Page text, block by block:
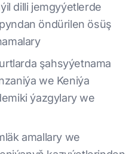
dilli jemgyýetlerde
öndürilen ösüş
şahsyýetnama
we Keniýa
ýazgylary we
amallary we